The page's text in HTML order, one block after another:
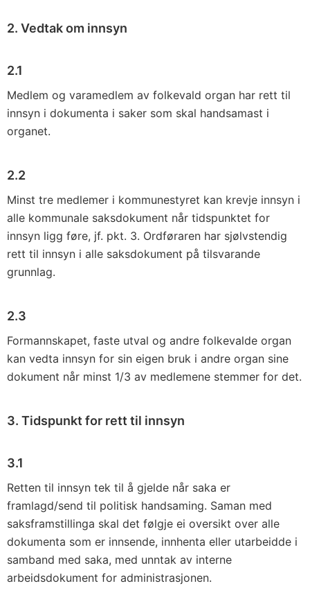
2. Vedtak om innsyn
2.1
Medlem og varamedlem av folkevald organ har rett til
innsyn i doku­menta i saker som skal handsamast i
organet.
2.2
Minst tre medlemer i kommunestyret kan krevje innsyn i
alle kom­munale saksdokument når tidspunktet for
innsyn ligg føre, jf. pkt. 3. Ordføraren har sjølvstendig
rett til innsyn i alle saksdokument på tilsvarande
grunnlag.
2.3
Formannskapet, faste utval og andre folkevalde organ
kan vedta innsyn for sin eigen bruk i andre organ sine
dokument når minst 1/3 av medlemene stemmer for det.
3. Tidspunkt for rett til innsyn
3.1
Retten til innsyn tek til å gjelde når saka er
framlagd/send til politisk handsaming. Saman med
saksframstillinga skal det følgje ei over­sikt over alle
dokumenta som er innsende, innhenta eller utarbeidde i
samband med saka, med unntak av interne
arbeidsdokument for administrasjonen.